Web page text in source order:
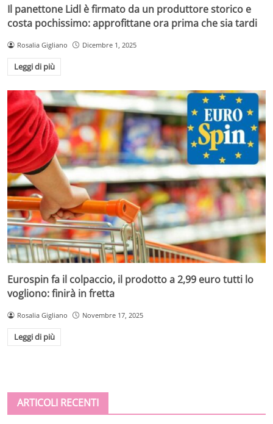
Il panettone Lidl è firmato da un produttore storico e
costa pochissimo: approfittane ora prima che sia tardi
Rosalia Gigliano Dicembre 1, 2025
Leggi di più
Eurospin fa il colpaccio, il prodotto a 2,99 euro tutti lo
vogliono: finirà in fretta
Rosalia Gigliano Novembre 17, 2025
Leggi di più
ARTICOLI RECENTI